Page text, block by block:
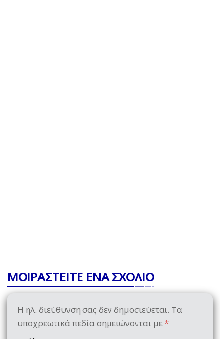
ΜΟΙΡΑΣΤΕΙΤΕ ΕΝΑ ΣΧΟΛΙΟ
Η ηλ. διεύθυνση σας δεν δημοσιεύεται. Τα
υποχρεωτικά πεδία σημειώνονται με *